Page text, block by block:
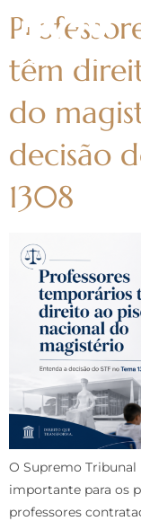
têm
do
decisão
1308
O Supremo
importante para os
professores